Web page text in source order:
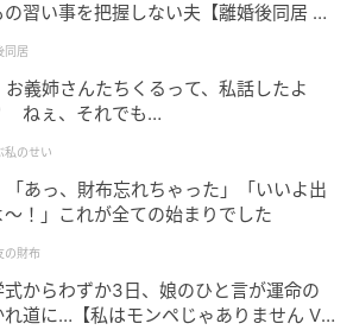
の習い事を把握しない夫【離婚後同居 Vo
同居
義姉さんたちくるって、私話したよ
ねぇ、それでも…
私のせい
あっ、財布忘れちゃった」「いいよ出
〜！」これが全ての始まりでした
の財布
式からわずか3日、娘のひと言が運命の
れ道に…【私はモンペじゃありません Vo